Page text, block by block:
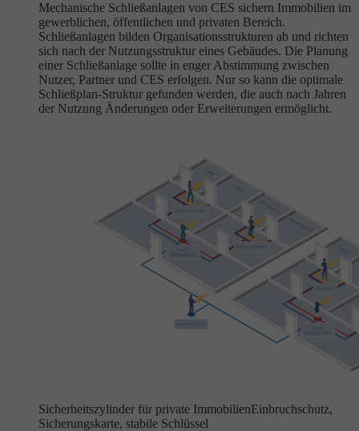
Mechanische Schließanlagen von CES sichern Immobilien im
gewerblichen, öffentlichen und privaten Bereich.
Schließanlagen bilden Organisationsstrukturen ab und richten
sich nach der Nutzungsstruktur eines Gebäudes. Die Planung
einer Schließanlage sollte in enger Abstimmung zwischen
Nutzer, Partner und CES erfolgen. Nur so kann die optimale
Schließplan-Struktur gefunden werden, die auch nach Jahren
der Nutzung Änderungen oder Erweiterungen ermöglicht.
Sicherheitszylinder für private ImmobilienEinbruchschutz,
Sicherungskarte, stabile Schlüssel